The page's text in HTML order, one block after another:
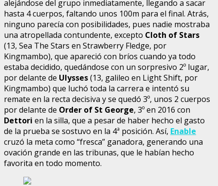
alejándose del grupo inmediatamente, llegando a sacar
hasta 4 cuerpos, faltando unos 100m para el final. Atrás,
ninguno parecía con posibilidades, pues nadie mostraba
una atropellada contundente, excepto Cloth of Stars
(13, Sea The Stars en Strawberry Fledge, por
Kingmambo), que apareció con bríos cuando ya todo
estaba decidido, quedándose con un sorpresivo 2º lugar,
por delante de Ulysses(13, galileo en Light Shift, por
Kingmambo) que luchó toda la carrera e intentó su
remate en la recta decisiva y se quedó 3º, unos 2 cuerpos
por delante de Order of St George, 3º en 2016 con
Dettori en la silla, que a pesar de haber hecho el gasto
de la prueba se sostuvo en la 4ª posición. Así, Enable
cruzó la meta como “fresca” ganadora, generando una
ovación grande en las tribunas, que le habían hecho
favorita en todo momento.